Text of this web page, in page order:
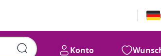
Konto